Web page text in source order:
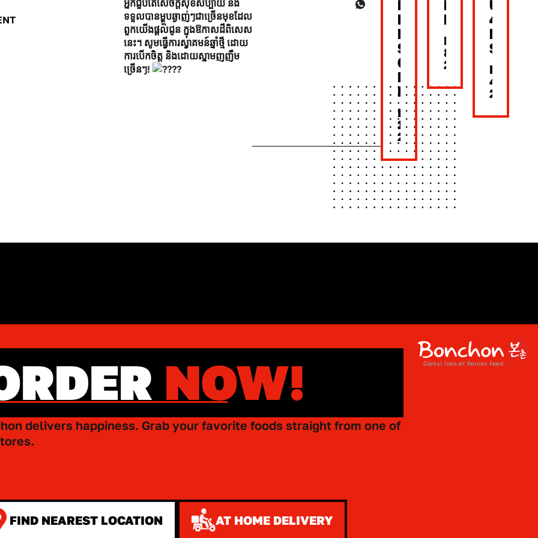
អ្នកជួបតែសេចក្តីសុខសប្បាយ និង
ទទួលបានម្ហូបឆ្ងាញ់ៗជាច្រើនមុខដែល
ពួកយើងផ្តល់ជូន ក្នុងឱកាសដ៏ពិសេស
នេះ។ សូមធ្វើការស្វាគមន៍ឆ្នាំថ្មី ដោយ
ការបើកចិត្ត និងដោយស្នាមញញឹម
ច្រើនៗ!
BACK
NEW
LOOK,
SAME
CRUNCH!
BONCHON
BKK
MAY
15,
2026
MOTHER’S
DAY
MAY
8,
2026
UNTIL
4PM
SET
MAY
4,
2026
NOW!
delivers happiness. Grab your favorite foods straight from one of
FIND NEAREST LOCATION AT HOME DELIVERY